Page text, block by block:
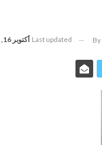
By
Last updated أكتوبر 16, 2025